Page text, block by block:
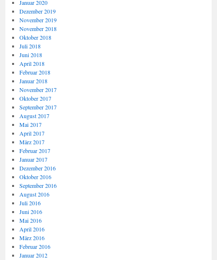
Januar 2020
Dezember 2019
November 2019
November 2018
Oktober 2018
Juli 2018
Juni 2018
April 2018
Februar 2018
Januar 2018
November 2017
Oktober 2017
September 2017
August 2017
Mai 2017
April 2017
März 2017
Februar 2017
Januar 2017
Dezember 2016
Oktober 2016
September 2016
August 2016
Juli 2016
Juni 2016
Mai 2016
April 2016
März 2016
Februar 2016
Januar 2012